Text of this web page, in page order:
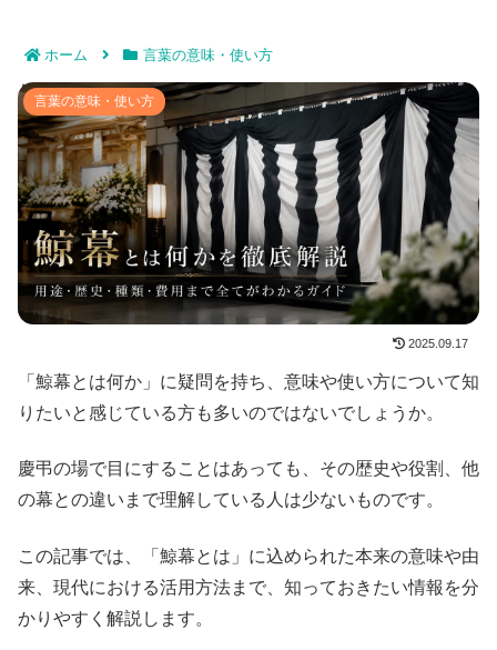
ホーム 言葉の意味・使い方
鯨幕とは何かを徹底解説｜用途・歴史・種類・費用まで
全てがわかるガイド
言葉の意味・使い方
2025.09.17
「鯨幕とは何か」に疑問を持ち、意味や使い方について知
りたいと感じている方も多いのではないでしょうか。
慶弔の場で目にすることはあっても、その歴史や役割、他
の幕との違いまで理解している人は少ないものです。
この記事では、「鯨幕とは」に込められた本来の意味や由
来、現代における活用方法まで、知っておきたい情報を分
かりやすく解説します。